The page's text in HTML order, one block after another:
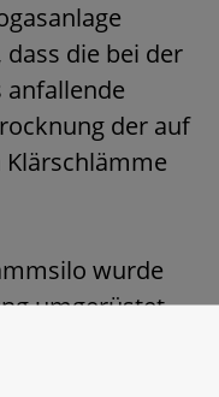
die bei der
anfallende
der auf
wurde
umgerüstet.
Diese